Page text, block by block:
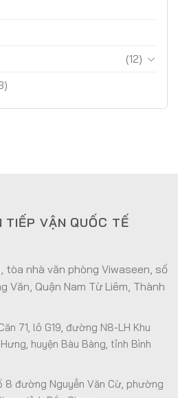
(12)
TIẾP VẬN QUỐC TẾ
tòa nhà văn phòng Viwaseen, số
Văn, Quận Nam Từ Liêm, Thành
71, lô G19, đường N8-LH Khu
huyện Bàu Bàng, tỉnh Bình
8 đường Nguyễn Văn Cừ, phường